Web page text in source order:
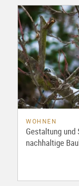
WOHNEN
Gestaltung
nachhaltige